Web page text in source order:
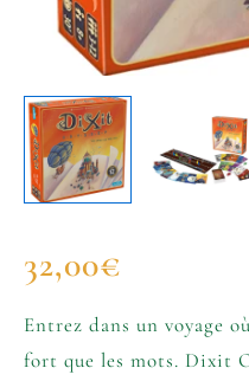
32,00€
Entrez dans un voyage
fort que les mots. Dixit